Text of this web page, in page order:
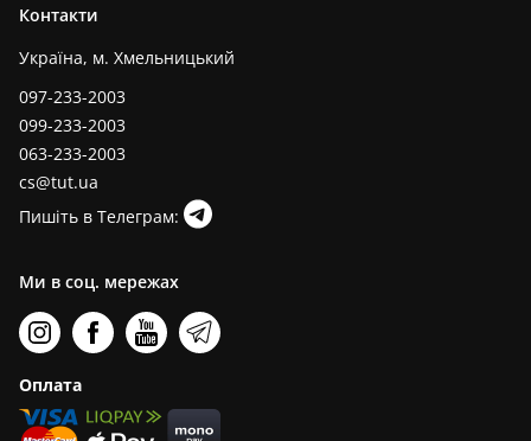
Контакти
Україна, м. Хмельницький
097-233-2003
099-233-2003
063-233-2003
cs@tut.ua
Пишіть в Телеграм:
Ми в соц. мережах
Оплата